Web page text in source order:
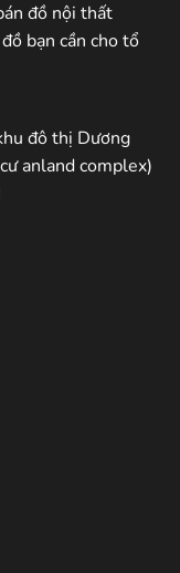
đồ nội thất
bạn cần cho tổ
đô thị Dương
anland complex)